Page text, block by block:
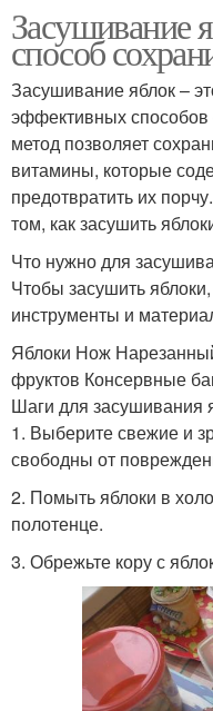
Засушивание
способ
Засушивание яблок –
эффективных способов
метод позволяет
витамины, которые
предотвратить их
том, как засушить
Что нужно для
Чтобы засушить
инструменты и
Яблоки Нож
фруктов Консервные
Шаги для засушивания
1. Выберите свежие и
свободны от
2. Помыть яблоки в
полотенце.
3. Обрежьте кору с